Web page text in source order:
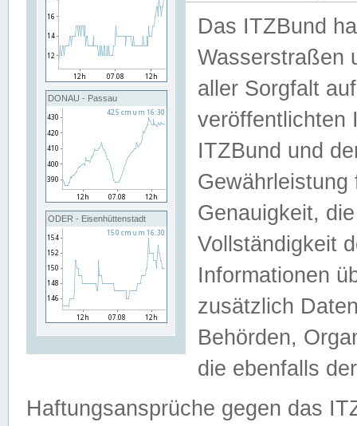
DONAU - Passau
ODER - Eisenhüttenstadt
Das ITZBund
Wasserstraßen
aller Sorgfalt
veröffentlichten
ITZBund und
Genauigkeit,
Vollständigkeit
Informationen
zusätzlich
Behörden,
die ebenfalls
Haftungsansprüche gegen das